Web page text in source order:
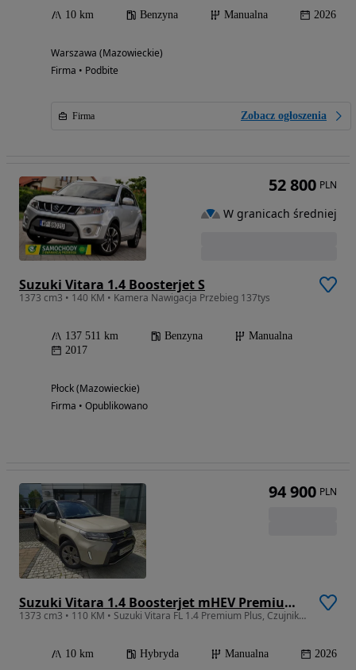
10 km Benzyna Manualna 2026
Warszawa (Mazowieckie)
Firma • Podbite
Firma Zobacz ogłoszenia
Suzuki Vitara 1.4 Boosterjet S
1373 cm3 • 140 KM • Kamera Nawigacja Przebieg 137tys
137 511 km Benzyna
Manualna
2017
Płock (Mazowieckie)
Firma • Opublikowano
52 800 PLN
W granicach średniej
Suzuki Vitara 1.4 Boosterjet mHEV Premium Plus 2WD
1373 cm3 • 110 KM • Suzuki Vitara FL 1.4 Premium Plus, Czujniki i Kamera Cofania, Ekran 9
10 km Hybryda Manualna 2026
94 900 PLN